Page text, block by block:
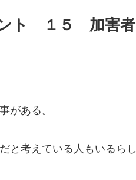
ト １５ 加害
がある。
考えている人もいるら